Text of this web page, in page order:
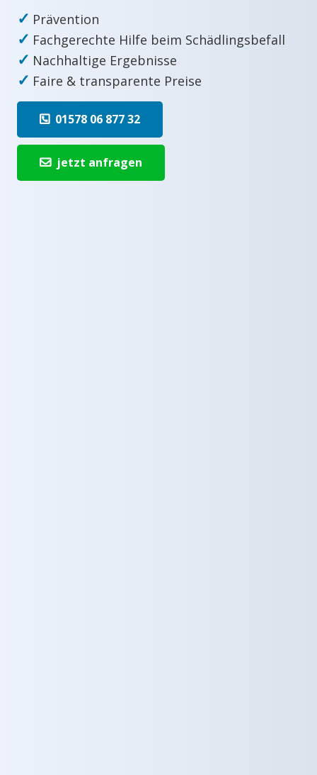
✓ Prävention
✓ Fachgerechte Hilfe beim Schädlingsbefall
✓ Nachhaltige Ergebnisse
✓ Faire & transparente Preise
01578 06 877 32
jetzt anfragen